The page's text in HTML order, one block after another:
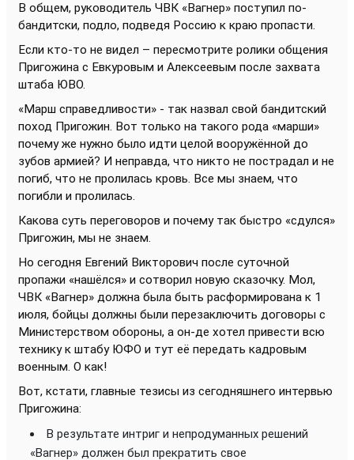
В общем, руководитель ЧВК «Вагнер» поступил по-
бандитски, подло, подведя Россию к краю пропасти.
Если кто-то не видел – пересмотрите ролики общения
Пригожина с Евкуровым и Алексеевым после захвата
штаба ЮВО.
«Марш справедливости» - так назвал свой бандитский
поход Пригожин. Вот только на такого рода «марши»
почему же нужно было идти целой вооружённой до
зубов армией? И неправда, что никто не пострадал и не
погиб, что не пролилась кровь. Все мы знаем, что
погибли и пролилась.
Какова суть переговоров и почему так быстро «сдулся»
Пригожин, мы не знаем.
Но сегодня Евгений Викторович после суточной
пропажи «нашёлся» и сотворил новую сказочку. Мол,
ЧВК «Вагнер» должна была быть расформирована к 1
июля, бойцы должны были перезаключить договоры с
Министерством обороны, а он-де хотел привести всю
технику к штабу ЮФО и тут её передать кадровым
военным. О как!
Вот, кстати, главные тезисы из сегодняшнего интервью
Пригожина:
В результате интриг и непродуманных решений
«Вагнер» должен был прекратить свое